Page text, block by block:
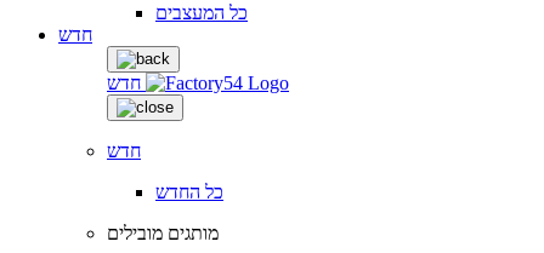
כל המעצבים
חדש
חדש
חדש
כל החדש
מותגים מובילים